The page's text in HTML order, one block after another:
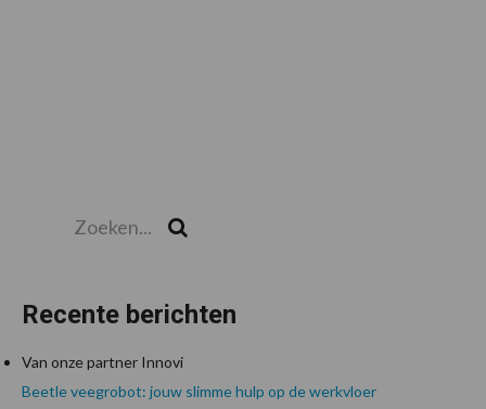
Recente berichten
Van onze partner Innovi
Beetle veegrobot: jouw slimme hulp op de werkvloer